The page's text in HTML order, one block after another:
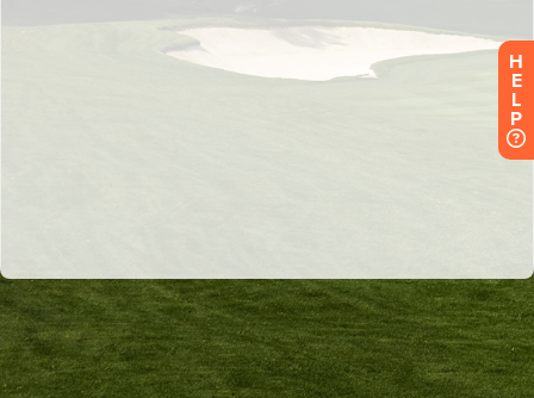
H
E
L
P